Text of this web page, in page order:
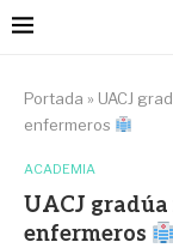
Portada » UACJ
enfermeros
ACADEMIA
UACJ
enfermeros